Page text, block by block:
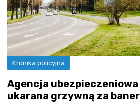
Kronika policyjna
Agencja ubezpieczeniowa
ukarana grzywną za